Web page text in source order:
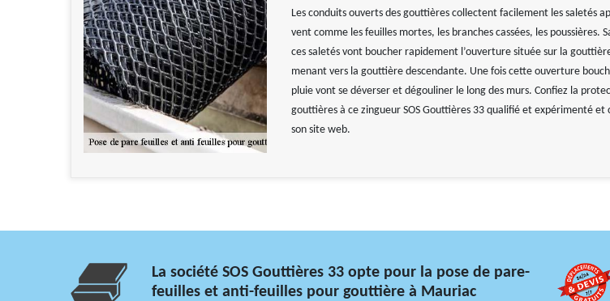
Les conduits ouverts des gouttières collectent facilement les saletés
vent comme les feuilles mortes, les branches cassées, les poussières.
ces saletés vont boucher rapidement l’ouverture située sur la
menant vers la gouttière descendante. Une fois cette ouverture
pluie vont se déverser et dégouliner le long des murs. Confiez la
gouttières à ce zingueur SOS Gouttières 33 qualifié et expérimenté et
son site web.
La société SOS Gouttières 33 opte pour la pose de pare-
feuilles et anti-feuilles pour gouttière à Mauriac